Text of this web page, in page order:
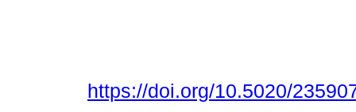
https://doi.org/10.5020/